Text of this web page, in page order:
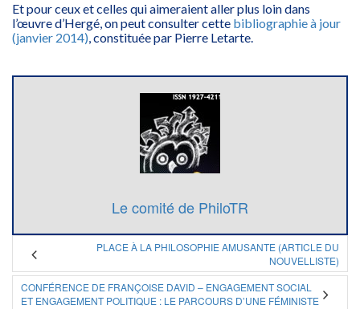
Et pour ceux et celles qui aimeraient aller plus loin dans
l’œuvre d’Hergé, on peut consulter cette bibliographie à jour
(janvier 2014), constituée par Pierre Letarte.
Le comité de PhiloTR
PLACE À LA PHILOSOPHIE AMUSANTE (ARTICLE DU
NOUVELLISTE)
CONFÉRENCE DE FRANÇOISE DAVID – ENGAGEMENT SOCIAL
ET ENGAGEMENT POLITIQUE : LE PARCOURS D’UNE FÉMINISTE